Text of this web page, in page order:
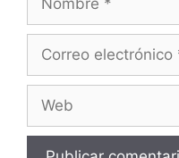
electrónico